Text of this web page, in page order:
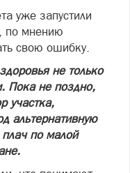
уже запустили
по мнению
свою ошибку.
не только
Пока не поздно,
участка,
альтернативную
по малой